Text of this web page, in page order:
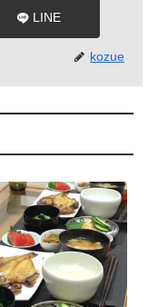
LINE
kozue